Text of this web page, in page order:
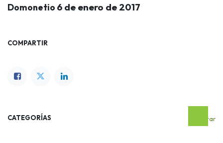
Domonetio 6 de enero de 2017
COMPARTIR
CATEGORÍAS Editar